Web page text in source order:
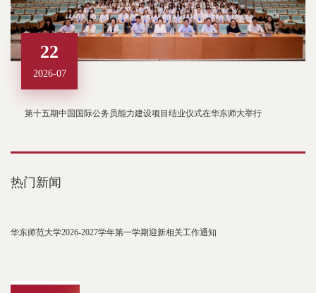
22
2026-07
第十五期中国国际公务员能力建设项目结业仪式在华东师大举行
热门新闻
华东师范大学2026-2027学年第一学期迎新相关工作通知